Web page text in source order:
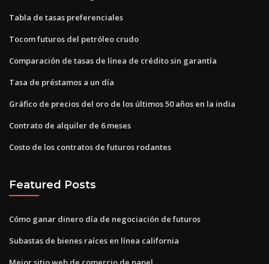
Tabla de tasas preferenciales
Tocom futuros del petróleo crudo
Comparación de tasas de línea de crédito sin garantía
Tasa de préstamos a un día
Gráfico de precios del oro de los últimos 50 años en la india
Contrato de alquiler de 6 meses
Costo de los contratos de futuros rodantes
Featured Posts
Cómo ganar dinero día de negociación de futuros
Subastas de bienes raíces en línea california